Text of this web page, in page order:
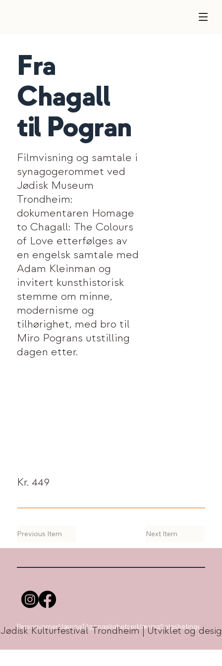
Fra
Chagall
til Pogran
Filmvisning og samtale i
synagogerommet ved
Jødisk Museum
Trondheim:
dokumentaren Homage
to Chagall: The Colours
of Love etterfølges av
en engelsk samtale med
Adam Kleinman og
invitert kunsthistorisk
stemme om minne,
modernisme og
tilhørighet, med bro til
Miro Pograns utstilling
dagen etter.
Kr. 449
Previous Item Next Item
PersonvernerklæringTilgjengelighetserklæringSalgsbetingelser
Kulturfestival Trondheim | Utviklet og